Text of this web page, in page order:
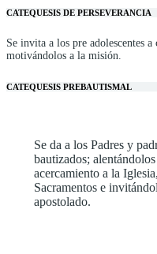
CATEQUESIS DE PERSEVERANCIA
Se invita a los pre adolescentes
motivándolos a la misión.
CATEQUESIS PREBAUTISMAL
Se da a los Padres y
bautizados;
acercamiento a la
Sacramentos e
apostolado.